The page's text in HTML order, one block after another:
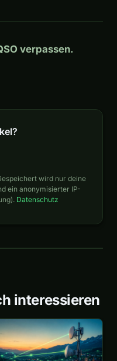
verpassen.
wird nur deine
ein anonymisierter IP-
Datenschutz
interessieren